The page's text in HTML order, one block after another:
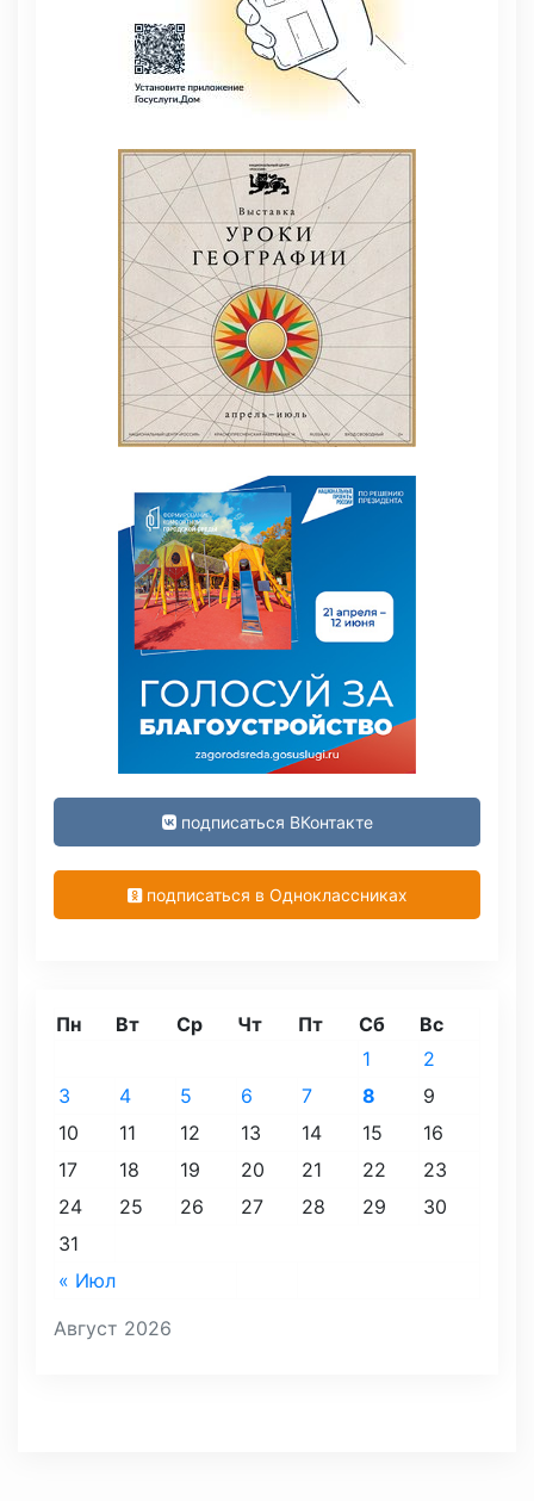
подписаться ВКонтакте
подписаться в Одноклассниках
Август 2026
Пн Вт Ср Чт Пт Сб Вс
« Июл
1
2
3
4 5 6 7 8
9
10
11 12 13 14 15
16
17
18 19 20 21 22
23
24
25 26 27 28 29
30
31